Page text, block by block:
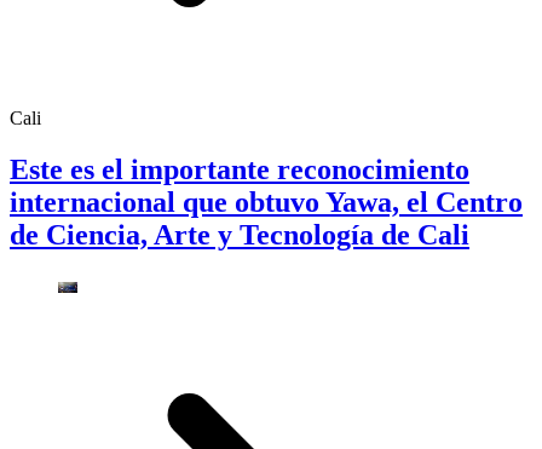
Cali
Este es el importante reconocimiento
internacional que obtuvo Yawa, el Centro
de Ciencia, Arte y Tecnología de Cali